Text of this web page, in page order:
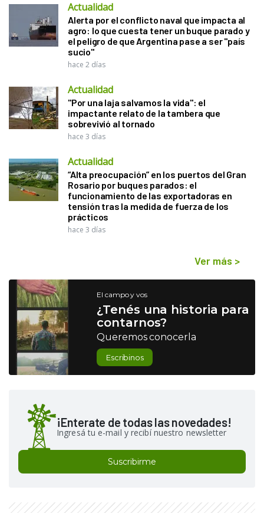
Actualidad
Alerta por el conflicto naval que impacta al
agro: lo que cuesta tener un buque parado y
el peligro de que Argentina pase a ser "país
sucio"
hace 2 días
Actualidad
"Por una laja salvamos la vida": el
impactante relato de la tambera que
sobrevivió al tornado
hace 3 días
Actualidad
“Alta preocupación” en los puertos del Gran
Rosario por buques parados: el
funcionamiento de las exportadoras en
tensión tras la medida de fuerza de los
prácticos
hace 3 días
Ver más >
El campo y vos
¿Tenés una historia para
contarnos?
Queremos conocerla
Escribinos
¡Enterate de todas las novedades!
Ingresá tu e-mail y recibí nuestro newsletter
Suscribirme